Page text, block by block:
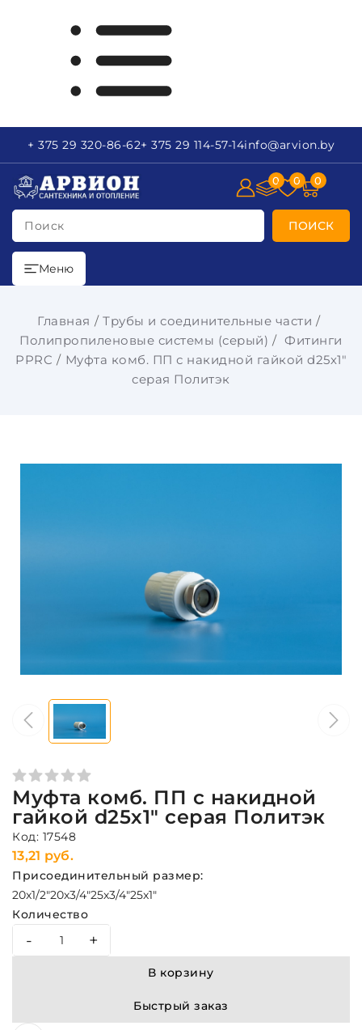
+ 375 29 320-86-62+ 375 29 114-57-14info@arvion.by
Поиск ПОИСК
0 0 0
Меню
Главная
Трубы и соединительные части
Полипропиленовые системы (серый)
Фитинги
PPRC
Муфта комб. ПП с накидной гайкой d25х1"
серая Политэк
Муфта комб. ПП с накидной
гайкой d25х1" серая Политэк
Код: 17548
13,21 руб.
Присоединительный размер:
20x1/2"20х3/4"25х3/4"25x1"
Количество
- +
В корзину
Быстрый заказ